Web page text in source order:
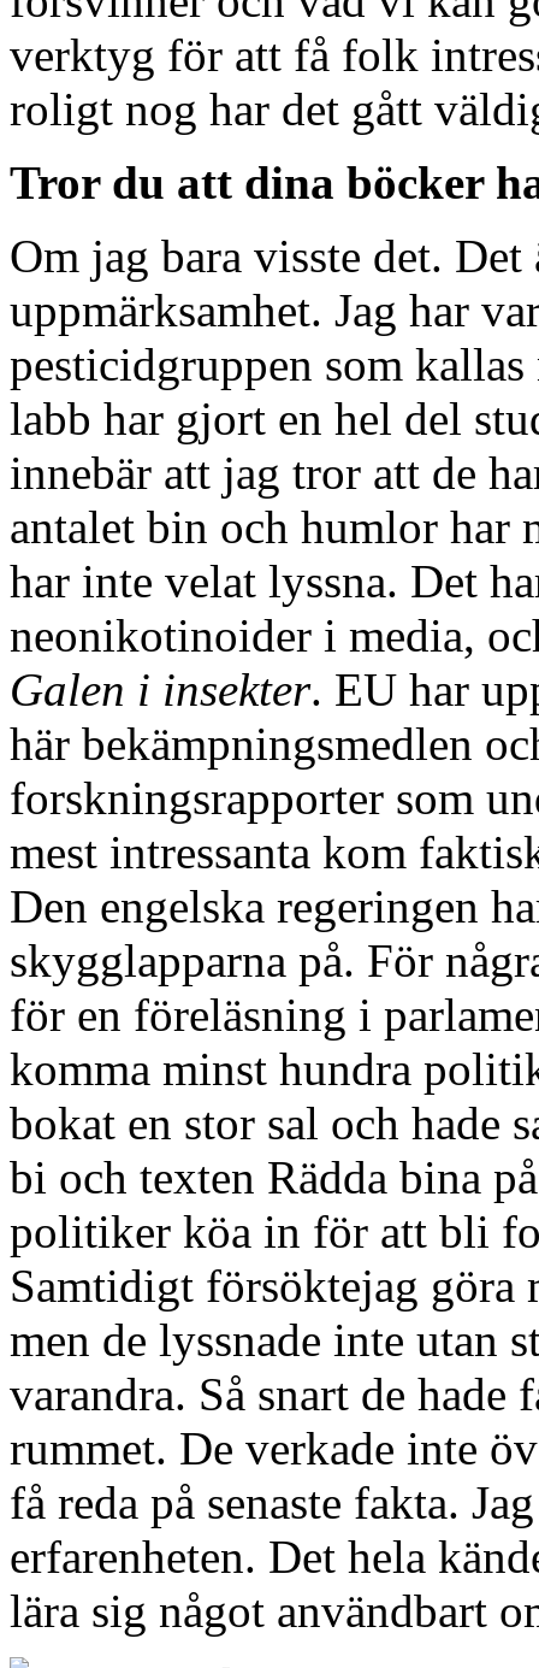
verktyg för att få folk
roligt nog har det gått
Tror du att dina böcker
Om jag bara visste det.
uppmärksamhet. Jag har
pesticidgruppen som
labb har gjort en hel del
innebär att jag tror att de
antalet bin och humlor har
har inte velat lyssna. Det
neonikotinoider i media,
Galen i insekter. EU har
här bekämpningsmedlen
forskningsrapporter som
mest intressanta kom
Den engelska regeringen
skygglapparna på. För
för en föreläsning i
komma minst hundra
bokat en stor sal och hade
bi och texten Rädda bina
politiker köa in för att bli
Samtidigt försöktejag göra
men de lyssnade inte utan
varandra. Så snart de
rummet. De verkade inte
få reda på senaste fakta.
erfarenheten. Det hela
lära sig något användbart